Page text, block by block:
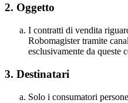
2. Oggetto
I contratti di vendita
Robomagister tramite
esclusivamente da queste
3. Destinatari
Solo i consumatori